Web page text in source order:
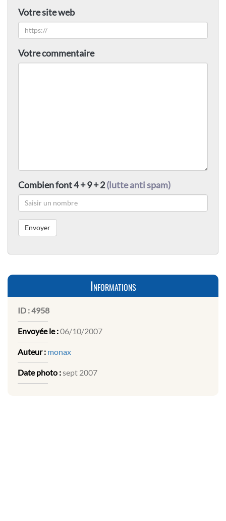
Votre site web
Votre commentaire
Combien font 4 + 9 + 2(lutte anti spam)
Informations
ID :4958
Envoyée le :06/10/2007
Auteur : monax
Date photo :sept 2007